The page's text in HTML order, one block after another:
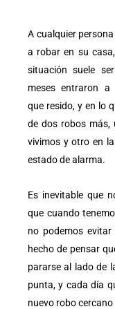
A cualquier
a robar en su
situación suele
meses entraron
que resido, y en lo
de dos robos más,
vivimos y otro en
estado de alarma.
Es inevitable que
que cuando
no podemos
hecho de pensar
pararse al lado de
punta, y cada día
nuevo robo